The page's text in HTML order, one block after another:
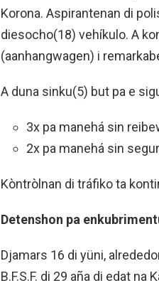
Korona. Aspirantenan di
diesocho(18) vehíkulo. A
(aanhangwagen) i
A duna sinku(5) but pa e
3x pa manehá sin
2x pa manehá sin
Kòntròlnan di tráfiko ta
Detenshon pa
Djamars 16 di yüni,
B.F.S.F. di 29 aña di edat